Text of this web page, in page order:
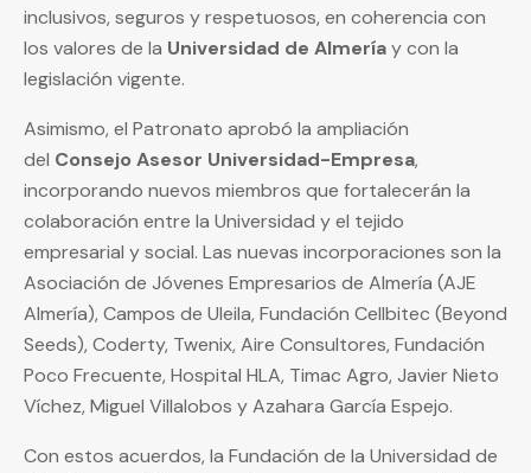
inclusivos, seguros y respetuosos, en coherencia con
los valores de la Universidad de Almeríay con la
legislación vigente.
Asimismo, el Patronato aprobó la ampliación
del Consejo Asesor Universidad-Empresa,
incorporando nuevos miembros que fortalecerán la
colaboración entre la Universidad y el tejido
empresarial y social. Las nuevas incorporaciones son la
Asociación de Jóvenes Empresarios de Almería (AJE
Almería), Campos de Uleila, Fundación Cellbitec (Beyond
Seeds), Coderty, Twenix, Aire Consultores, Fundación
Poco Frecuente, Hospital HLA, Timac Agro, Javier Nieto
Víchez, Miguel Villalobos y Azahara García Espejo.
Con estos acuerdos, la Fundación de la Universidad de